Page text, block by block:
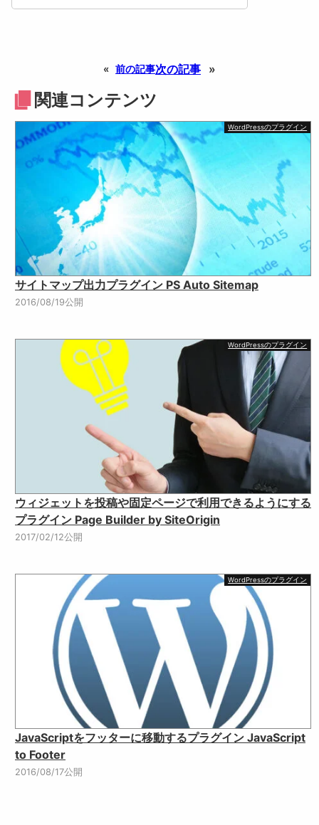
« 前の記事次の記事 »
関連コンテンツ
WordPressのプラグイン
サイトマップ出力プラグイン PS Auto Sitemap
2016/08/19公開
WordPressのプラグイン
ウィジェットを投稿や固定ページで利用できるようにする
プラグイン Page Builder by SiteOrigin
2017/02/12公開
WordPressのプラグイン
JavaScriptをフッターに移動するプラグイン JavaScript
to Footer
2016/08/17公開